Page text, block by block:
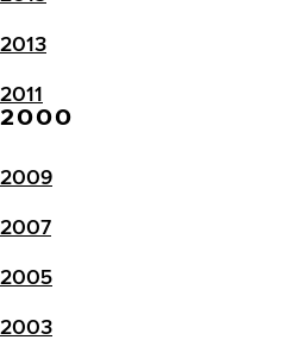
2013
2011
2000
2009
2007
2005
2003